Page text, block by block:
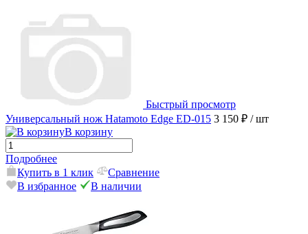
Быстрый просмотр
Универсальный нож Hatamoto Edge ED-015 3 150 ₽ / шт
В корзину
Подробнее
Купить в 1 клик
Сравнение
В избранное
В наличии